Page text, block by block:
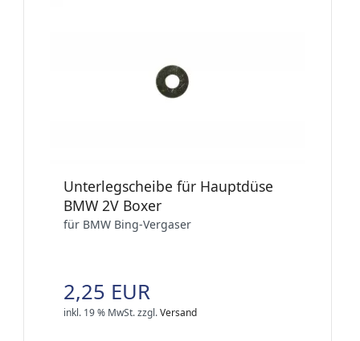
Unterlegscheibe für Hauptdüse
BMW 2V Boxer
für BMW Bing-Vergaser
2,25 EUR
inkl. 19 % MwSt.zzgl.Versand